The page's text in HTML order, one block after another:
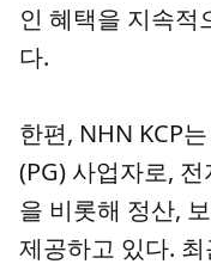
인 혜택을 지속적
다.
한편, NHN KCP
(PG) 사업자로,
을 비롯해 정산,
제공하고 있다.